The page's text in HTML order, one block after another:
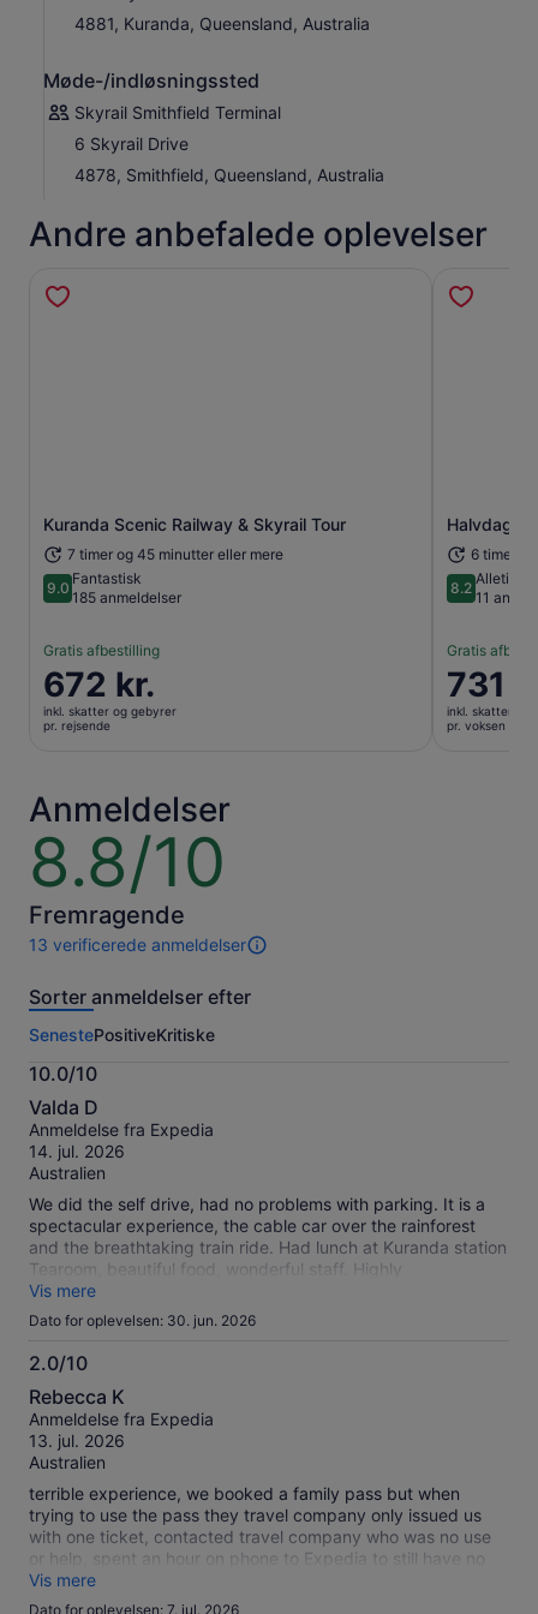
4881, Kuranda, Queensland, Australia
Møde-/indløsningssted
Skyrail Smithfield Terminal
6 Skyrail Drive
4878, Smithfield, Queensland, Australia
Andre anbefalede oplevelser
Kuranda Scenic Railway & Skyrail Tour
7 timer og 45 minutter eller mere
9.09.0 ud af 10
Fantastisk
185 anmeldelser
Gratis afbestilling
Prisen
er
672 kr.
672 kr.
inkl. skatter og gebyrer
pr. rejsende
Åbner i en ny fane Halvdags
6 timer
8.28.2 ud af
Alletiders
11
Gratis
Prisen
er
731 kr.
731
inkl. skatter og
pr. voksen
Anmeldelser
8.8/10
8.8
ud
af
10
Fremragende
13 verificerede anmeldelser
13
af
oplevelse.
Flere
oplysninger
om
vores
verificerede
anmeldelser
Sorter anmeldelser efter
SenestePositiveKritiske
10.0/10
10.0
ud
af
10
Valda D
Anmeldelse fra Expedia
14. jul. 2026
Australien
We did the self drive, had no problems with parking. It is a
spectacular experience, the cable car over the rainforest
and the breathtaking train ride. Had lunch at Kuranda station
Tearoom, beautiful food, wonderful staff. Highly
recommended.
Vis mere
Dato for oplevelsen: 30. jun. 2026
2.0/10
2.0
ud
af
10
Rebecca K
Anmeldelse fra Expedia
13. jul. 2026
Australien
terrible experience, we booked a family pass but when
trying to use the pass they travel company only issued us
with one ticket, contacted travel company who was no use
or help, spent an hour on phone to Expedia to still have no
pass, ruined our day!
Vis mere
Dato for oplevelsen: 7. jul. 2026